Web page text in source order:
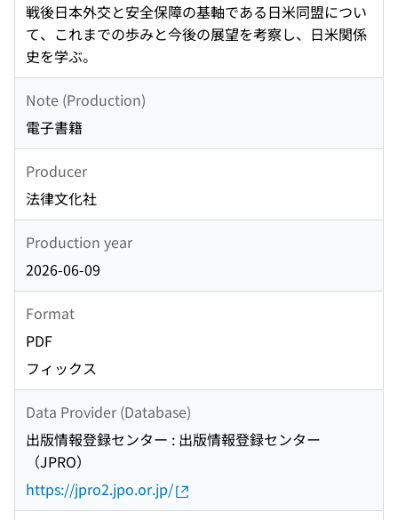
戦後日本外交と安全保障の基軸である日米同盟につい
て、これまでの歩みと今後の展望を考察し、日米関係
史を学ぶ。
Note (Production)
電子書籍
Producer
法律文化社
Production year
2026-06-09
Format
PDF
フィックス
Data Provider (Database)
出版情報登録センター : 出版情報登録センター
（JPRO）
https://jpro2.jpo.or.jp/